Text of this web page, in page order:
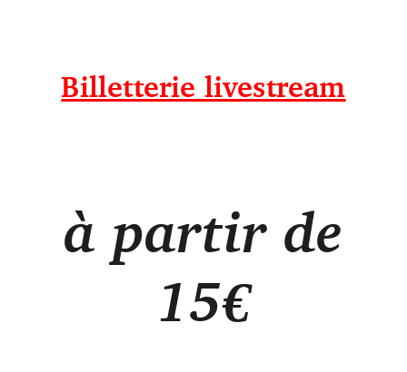
Billetterie livestream
à partir de
15€